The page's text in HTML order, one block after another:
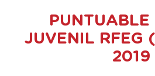
JUVENIL RFEG
2019